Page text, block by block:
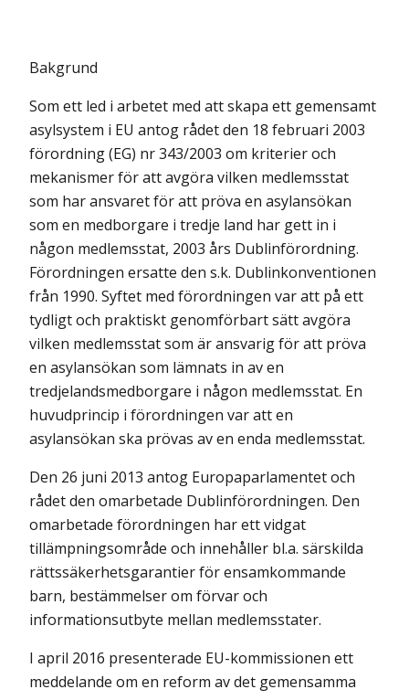
Bakgrund
Som ett led i arbetet med att skapa ett gemensamt
asylsystem i EU antog rådet den 18 februari 2003
förordning (EG) nr 343/2003 om kriterier och
meka­nismer för att avgöra vilken medlemsstat
som har ansvaret för att pröva en asylansökan
som en medborgare i tredje land har gett in i
någon medlems­stat, 2003 års Dublinförordning.
Förordningen ersatte den s.k. Dublin­konventionen
från 1990. Syftet med förordningen var att på ett
tydligt och praktiskt genomförbart sätt avgöra
vilken medlemsstat som är ansvarig för att pröva
en asylansökan som lämnats in av en
tredjelandsmedborgare i någon medlemsstat. En
huvudprincip i förordningen var att en
asylansökan ska prövas av en enda medlemsstat.
Den 26 juni 2013 antog Europaparlamentet och
rådet den omarbetade Dublinförordningen. Den
omarbetade förordningen har ett vidgat
tillämpningsområde och innehåller bl.a. särskilda
rättssäkerhetsgarantier för ensamkommande
barn, bestämmelser om förvar och
informationsutbyte mellan medlemsstater.
I april 2016 presenterade EU-kommissionen ett
meddelande om en reform av det gemensamma